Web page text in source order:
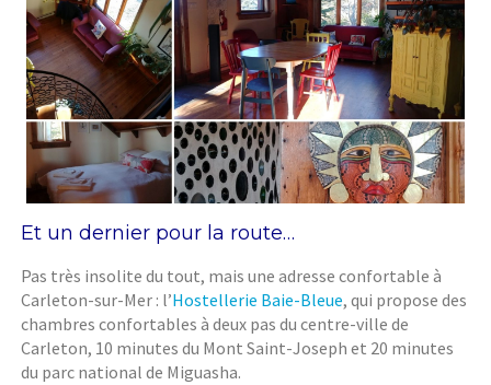
Et un dernier pour la route…
Pas très insolite du tout, mais une adresse confortable à
Carleton-sur-Mer : l’Hostellerie Baie-Bleue, qui propose des
chambres confortables à deux pas du centre-ville de
Carleton, 10 minutes du Mont Saint-Joseph et 20 minutes
du parc national de Miguasha.